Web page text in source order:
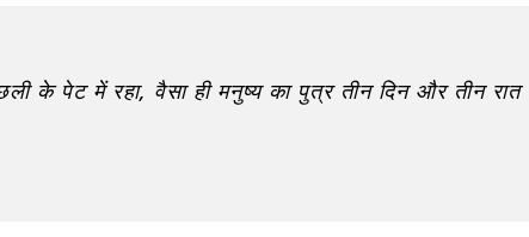
के पेट में रहा, वैसा ही मनुष्य का पुत्र तीन दिन और तीन रात